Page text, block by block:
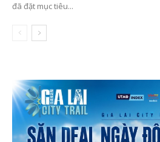
đã đặt mục tiêu...